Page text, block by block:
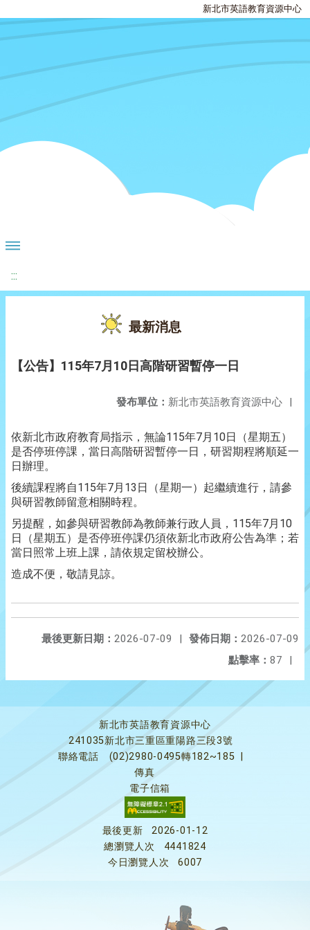
新北市英語教育資源中心
:::
最新消息
【公告】115年7月10日高階研習暫停一日
發布單位： 新北市英語教育資源中心 |
依新北市政府教育局指示，無論115年7月10日（星期五）
是否停班停課，當日高階研習暫停一日，研習期程將順延一
日辦理。
後續課程將自115年7月13日（星期一）起繼續進行，請參
與研習教師留意相關時程。
另提醒，如參與研習教師為教師兼行政人員，115年7月10
日（星期五）是否停班停課仍須依新北市政府公告為準；若
當日照常上班上課，請依規定留校辦公。
造成不便，敬請見諒。
發佈日期： 2026-07-09
最後更新日期： 2026-07-09
|
點擊率： 87 |
新北市英語教育資源中心
241035新北市三重區重陽路三段3號
聯絡電話
(02)2980-0495轉182~185
傳真
電子信箱
最後更新
2026-01-12
總瀏覽人次
4441824
今日瀏覽人次
6007